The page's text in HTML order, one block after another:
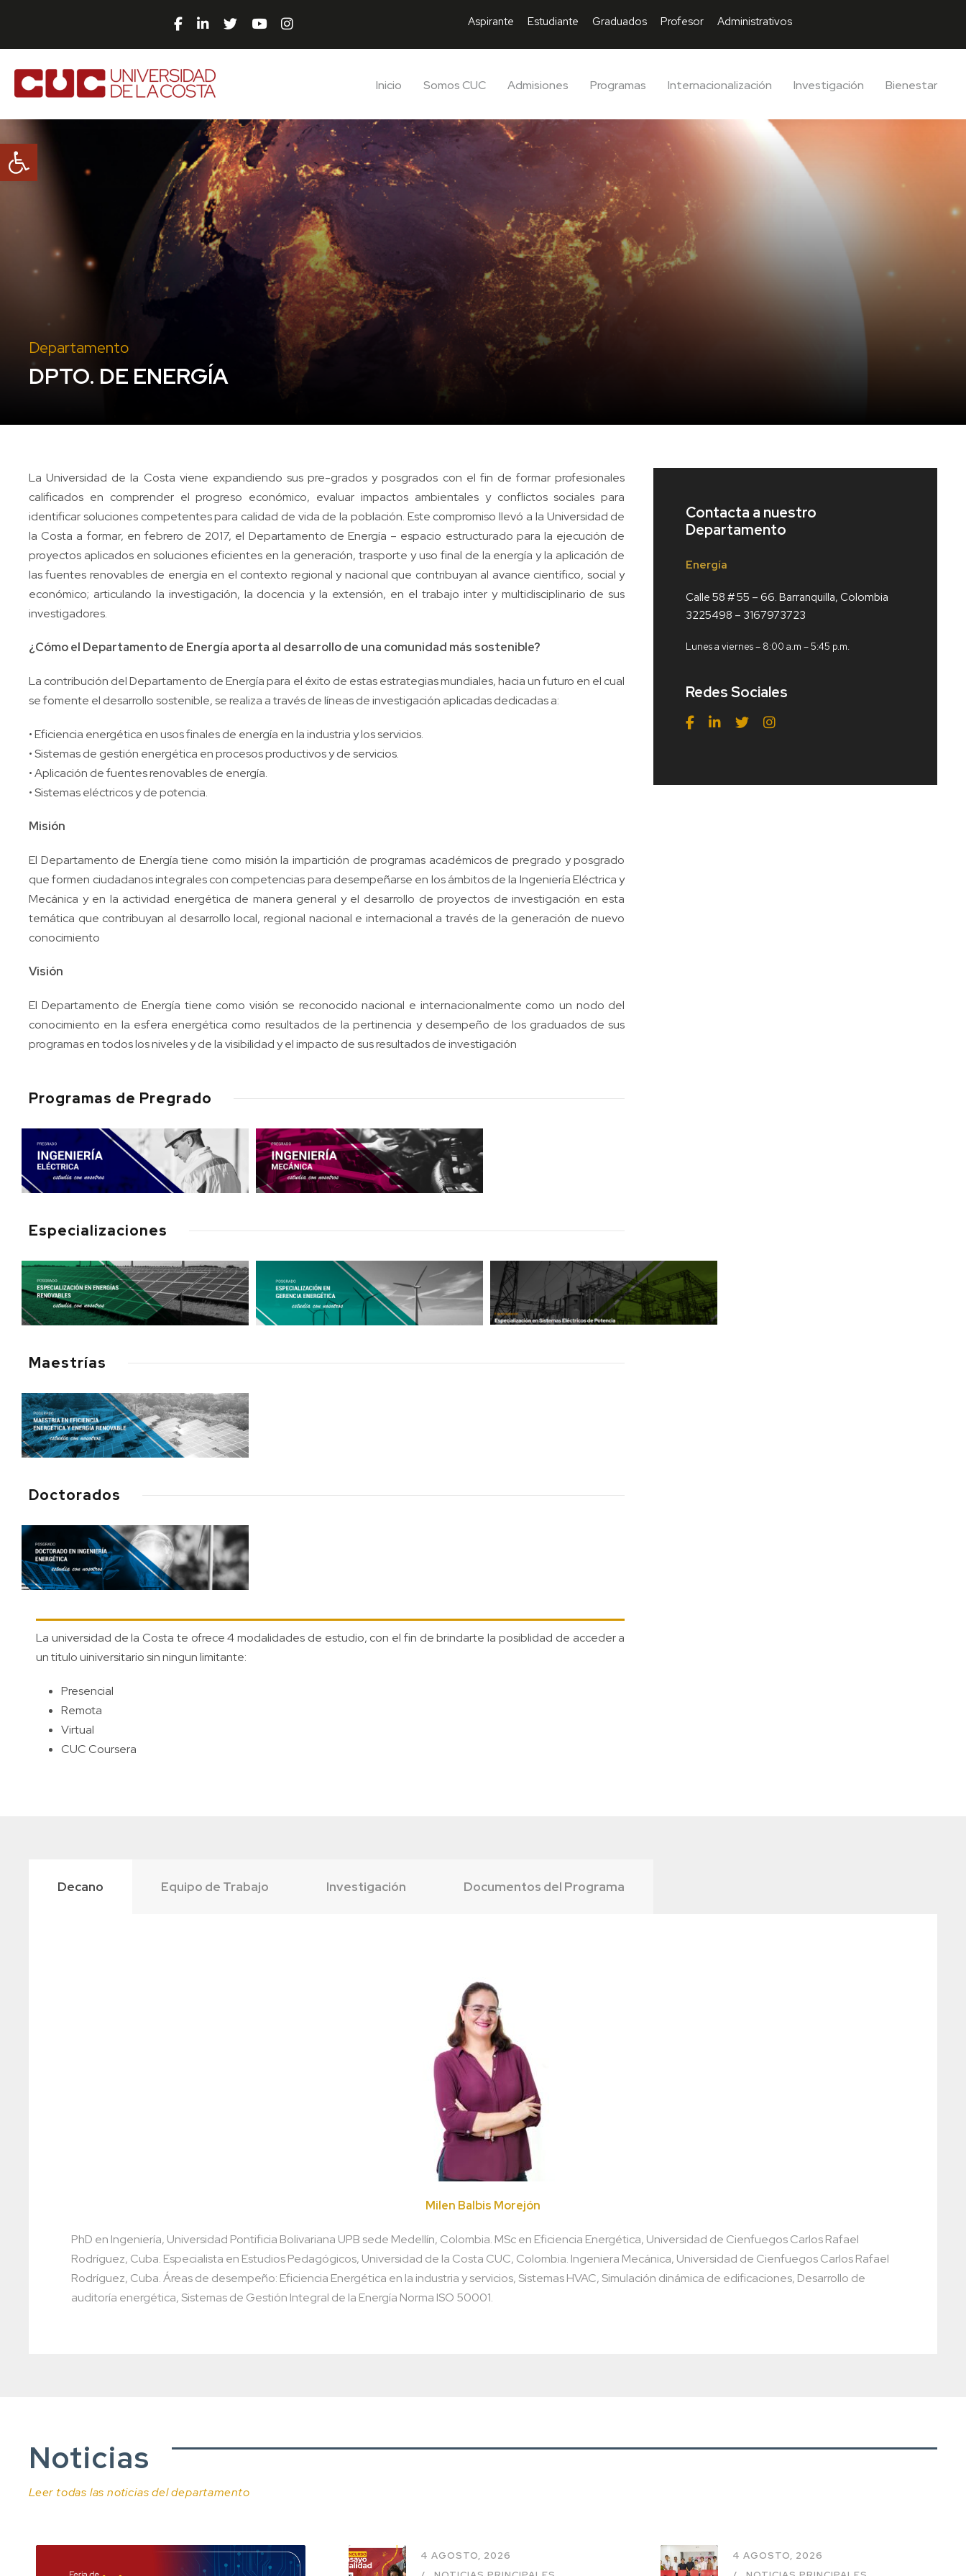
Abrir barra de herramientas
Aspirante Estudiante Graduados Profesor Administrativos
Inicio Somos CUC Admisiones Programas Internacionalización Investigación Bienestar
Departamento
DPTO. DE ENERGÍA
La Universidad de la Costa viene expandiendo sus pre-grados y posgrados con el fin de formar profesionales
calificados en comprender el progreso económico, evaluar impactos ambientales y conflictos sociales para
identificar soluciones competentes para calidad de vida de la población. Este compromiso llevó a la Universidad de
la Costa a formar, en febrero de 2017, el Departamento de Energía – espacio estructurado para la ejecución de
proyectos aplicados en soluciones eficientes en la generación, trasporte y uso final de la energía y la aplicación de
las fuentes renovables de energía en el contexto regional y nacional que contribuyan al avance científico, social y
económico; articulando la investigación, la docencia y la extensión, en el trabajo inter y multidisciplinario de sus
investigadores.
¿Cómo el Departamento de Energía aporta al desarrollo de una comunidad más sostenible?
La contribución del Departamento de Energía para el éxito de estas estrategias mundiales, hacia un futuro en el cual
se fomente el desarrollo sostenible, se realiza a través de líneas de investigación aplicadas dedicadas a:
• Eficiencia energética en usos finales de energía en la industria y los servicios.
• Sistemas de gestión energética en procesos productivos y de servicios.
• Aplicación de fuentes renovables de energía.
• Sistemas eléctricos y de potencia.
Misión
El Departamento de Energía tiene como misión la impartición de programas académicos de pregrado y posgrado
que formen ciudadanos integrales con competencias para desempeñarse en los ámbitos de la Ingeniería Eléctrica y
Mecánica y en la actividad energética de manera general y el desarrollo de proyectos de investigación en esta
temática que contribuyan al desarrollo local, regional nacional e internacional a través de la generación de nuevo
conocimiento
Visión
El Departamento de Energía tiene como visión se reconocido nacional e internacionalmente como un nodo del
conocimiento en la esfera energética como resultados de la pertinencia y desempeño de los graduados de sus
programas en todos los niveles y de la visibilidad y el impacto de sus resultados de investigación
Programas de Pregrado
Contacta a nuestro
Departamento
Energía
Calle 58 # 55 – 66. Barranquilla, Colombia
3225498 – 3167973723
Lunes a viernes – 8:00 a.m – 5:45 p.m.
Redes Sociales
Especializaciones
Maestrías
Doctorados
La universidad de la Costa te ofrece 4 modalidades de estudio, con el fin de brindarte la posiblidad de acceder a
un titulo uiniversitario sin ningun limitante:
Presencial
Remota
Virtual
CUC Coursera
Decano Equipo de Trabajo Investigación Documentos del Programa
Milen Balbis Morejón
PhD en Ingeniería, Universidad Pontificia Bolivariana UPB sede Medellín, Colombia. MSc en Eficiencia Energética, Universidad de Cienfuegos Carlos Rafael
Rodríguez, Cuba. Especialista en Estudios Pedagógicos, Universidad de la Costa CUC, Colombia. Ingeniera Mecánica, Universidad de Cienfuegos Carlos Rafael
Rodríguez, Cuba. Áreas de desempeño: Eficiencia Energética en la industria y servicios, Sistemas HVAC, Simulación dinámica de edificaciones, Desarrollo de
auditoría energética, Sistemas de Gestión Integral de la Energía Norma ISO 50001.
Noticias
Leer todas las noticias del departamento
4 AGOSTO, 2026
4 AGOSTO, 2026